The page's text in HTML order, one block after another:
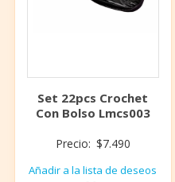
Set 22pcs Crochet
Con Bolso Lmcs003
Precio: $7.490
Añadir a la lista de deseos